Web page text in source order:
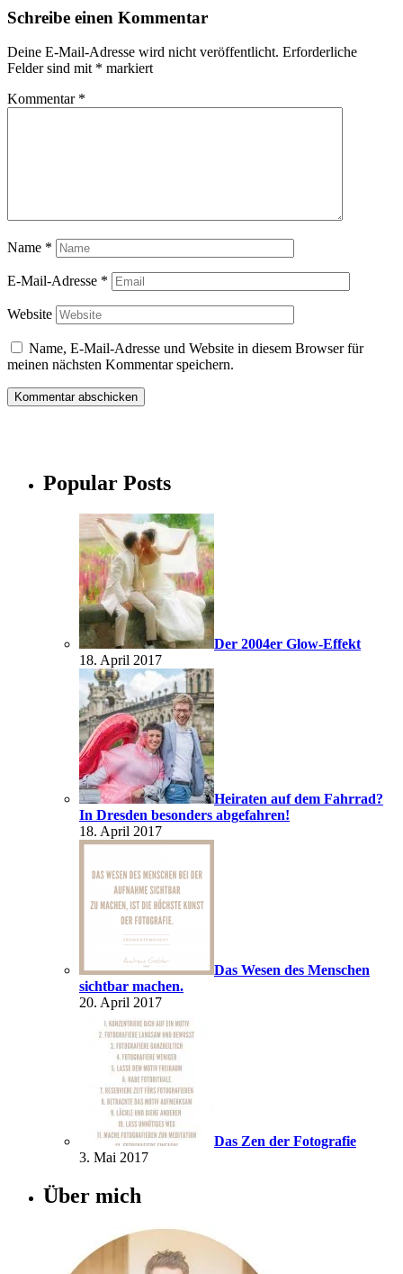
Schreibe einen Kommentar
Deine E-Mail-Adresse wird nicht veröffentlicht. Erforderliche
Felder sind mit * markiert
Kommentar *
Name *
E-Mail-Adresse *
Website
Name, E-Mail-Adresse und Website in diesem Browser für
meinen nächsten Kommentar speichern.
Popular Posts
Der 2004er Glow-Effekt
18. April 2017
Heiraten auf dem Fahrrad?
In Dresden besonders abgefahren!
18. April 2017
Das Wesen des Menschen
sichtbar machen.
20. April 2017
Das Zen der Fotografie
3. Mai 2017
Über mich